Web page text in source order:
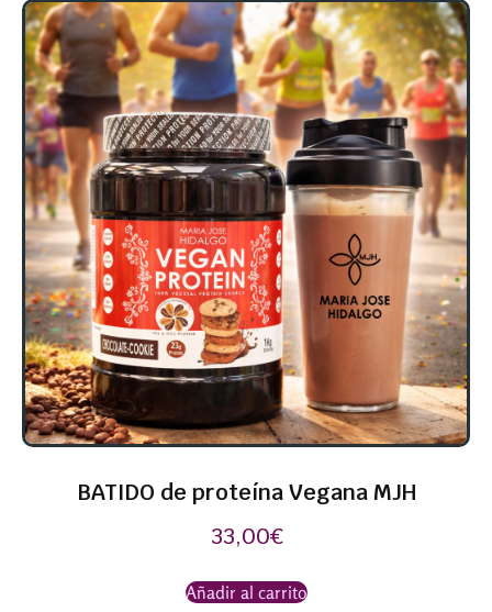
BATIDO de proteína Vegana MJH
33,00€
Añadir al carrito